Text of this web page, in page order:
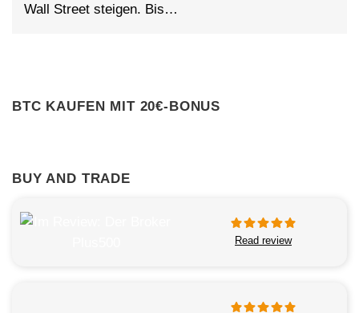
Wall Street steigen. Bis…
BTC KAUFEN MIT 20€-BONUS
BUY AND TRADE
Read review